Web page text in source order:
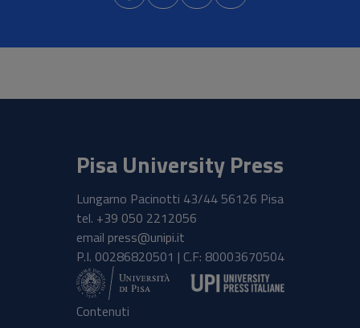
Pisa University Press
Lungarno Pacinotti 43/44 56126 Pisa
tel. +39 050 2212056
email press@unipi.it
P.I. 00286820501 | C.F: 80003670504
Contenuti